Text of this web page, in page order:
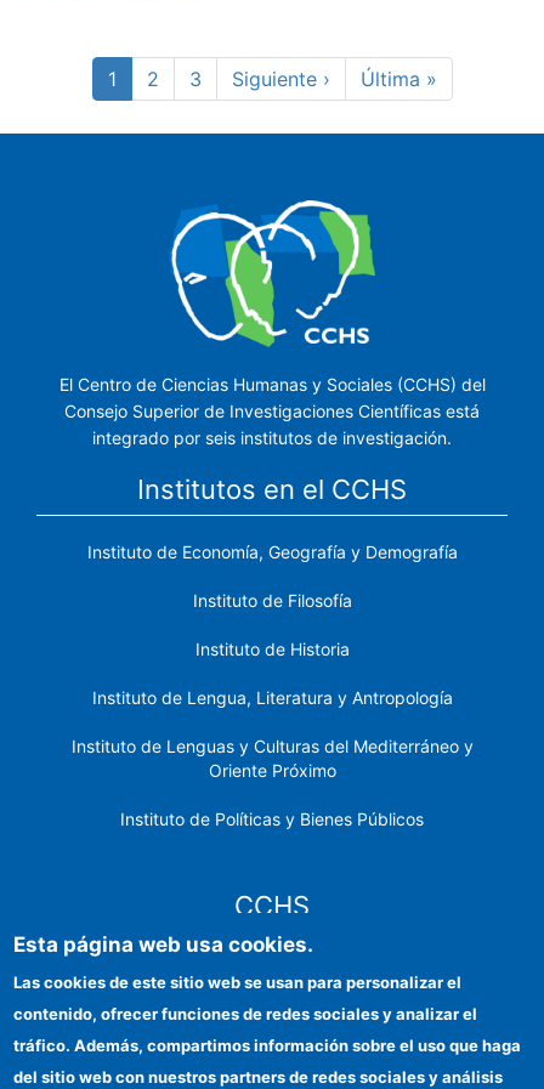
Paginación
Página
actual
1 Page
2 Page
3
Siguiente
página
Siguiente ›
Última
página
Última »
El Centro de Ciencias Humanas y Sociales (CCHS) del
Consejo Superior de Investigaciones Científicas está
integrado por seis institutos de investigación.
Institutos en el CCHS
Instituto de Economía, Geografía y Demografía
Instituto de Filosofía
Instituto de Historia
Instituto de Lengua, Literatura y Antropología
Instituto de Lenguas y Culturas del Mediterráneo y
Oriente Próximo
Instituto de Políticas y Bienes Públicos
CCHS
Identidad institucional
Esta página web usa cookies.
Las cookies de este sitio web se usan para personalizar el
contenido, ofrecer funciones de redes sociales y analizar el
tráfico. Además, compartimos información sobre el uso que haga
del sitio web con nuestros partners de redes sociales y análisis